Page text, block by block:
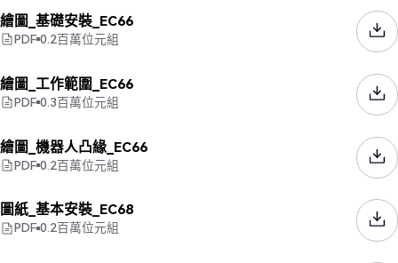
繪圖_基礎安裝_EC66
PDF 0.2百萬位元組
繪圖_工作範圍_EC66
PDF 0.3百萬位元組
繪圖_機器人凸緣_EC66
PDF 0.2百萬位元組
圖紙_基本安裝_EC68
PDF 0.2百萬位元組